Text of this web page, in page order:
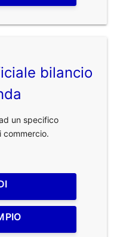
bilancio
un specifico
commercio.